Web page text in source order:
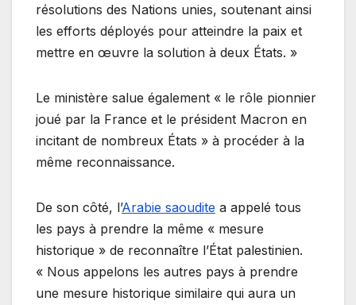
résolutions des Nations unies, soutenant ainsi
les efforts déployés pour atteindre la paix et
mettre en œuvre la solution à deux États. »
Le ministère salue également « le rôle pionnier
joué par la France et le président Macron en
incitant de nombreux États » à procéder à la
même reconnaissance.
De son côté, l’Arabie saoudite a appelé tous
les pays à prendre la même « mesure
historique » de reconnaître l’État palestinien.
« Nous appelons les autres pays à prendre
une mesure historique similaire qui aura un